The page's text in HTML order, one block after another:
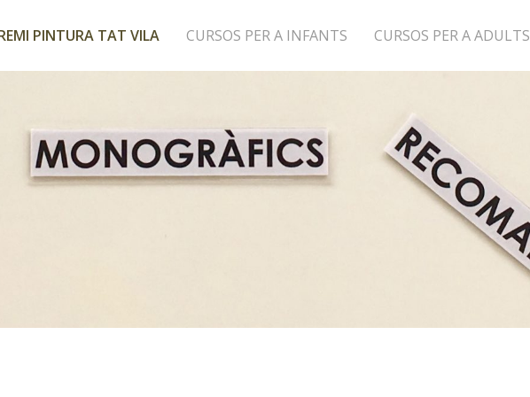
PINTURA TAT VILA CURSOS PER A INFANTS CURSOS PER A ADULTS